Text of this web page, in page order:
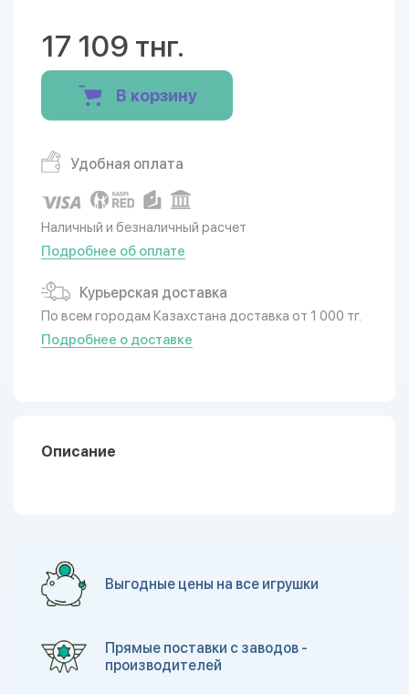
17 109 тнг.
В корзину
Удобная оплата
Наличный и безналичный расчет
Подробнее об оплате
Курьерская доставка
По всем городам Казахстана доставка от 1 000 тг.
Подробнее о доставке
Описание
Выгодные цены на все игрушки
Прямые поставки с заводов -
производителей